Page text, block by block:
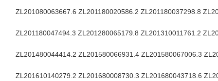
ZL201080063667.6 ZL201180020586.2 ZL201180037298.8
ZL201180047494.3 ZL201280065179.8 ZL201310011761.2
ZL201480044414.2 ZL201580066931.4 ZL201580067006.3
ZL201610140279.2 ZL201680008730.3 ZL201680043718.6